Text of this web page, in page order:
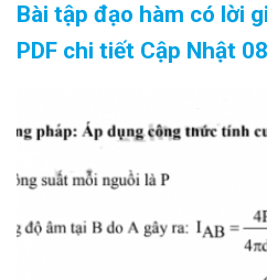
Bài tập đạo hàm có lời
PDF chi tiết Cập Nhật